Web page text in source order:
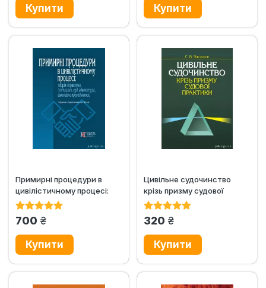
Примирні процедури в
цивілістичному процесі:
теорія і практика
700 грн.
Цивільне судочинство
крізь призму судової
практики
320 грн.